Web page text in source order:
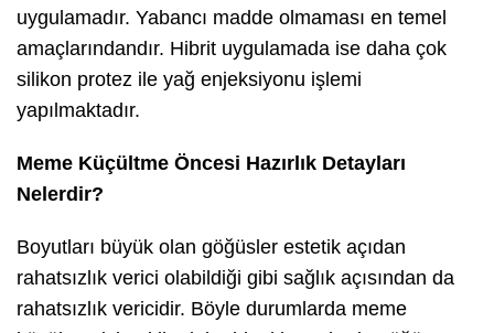
uygulamadır. Yabancı madde olmaması en temel
amaçlarındandır. Hibrit uygulamada ise daha çok
silikon protez ile yağ enjeksiyonu işlemi
yapılmaktadır.
Meme Küçültme Öncesi Hazırlık Detayları
Nelerdir?
Boyutları büyük olan göğüsler estetik açıdan
rahatsızlık verici olabildiği gibi sağlık açısından da
rahatsızlık vericidir. Böyle durumlarda meme